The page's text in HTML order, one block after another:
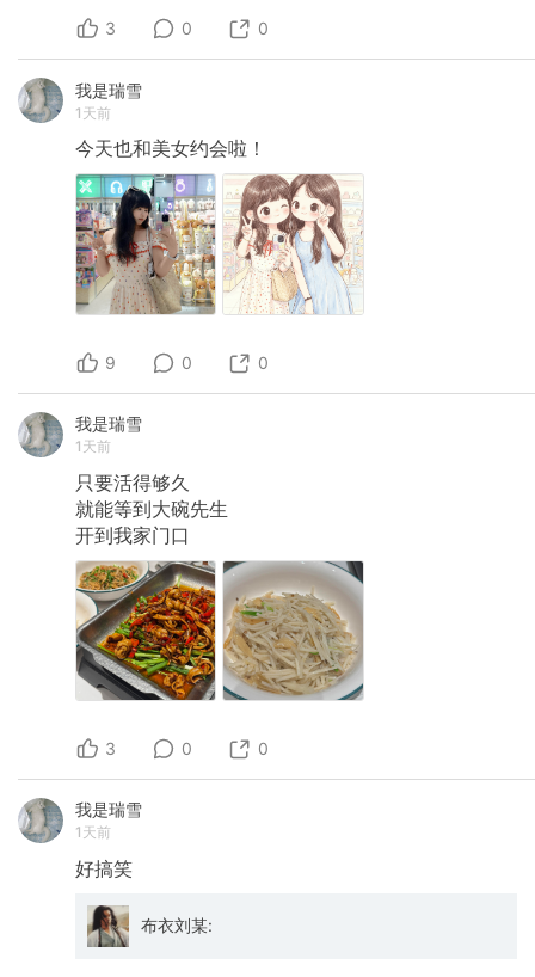
3 0 0
我是瑞雪
1天前
今天也和美女约会啦！
9 0 0
我是瑞雪
1天前
只要活得够久
就能等到大碗先生
开到我家门口
3 0 0
我是瑞雪
1天前
好搞笑
布衣刘某: